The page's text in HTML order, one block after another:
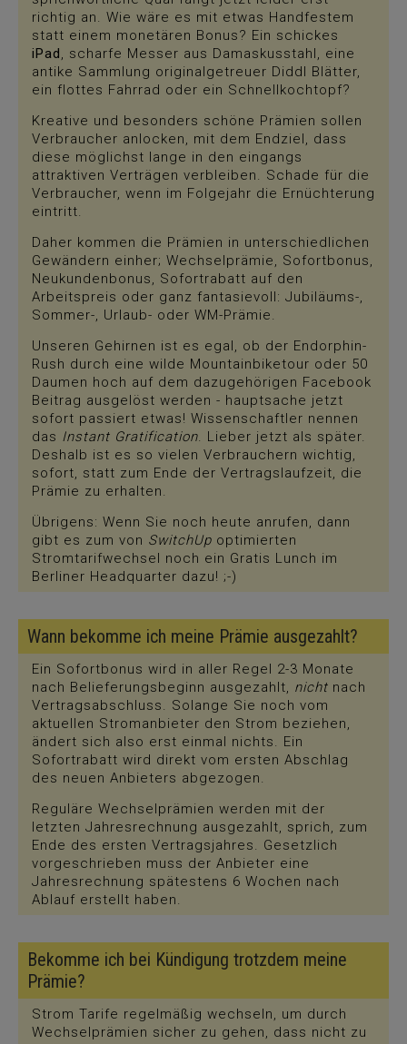
richtig an. Wie wäre es mit etwas Handfestem
statt einem monetären Bonus? Ein schickes
iPad, scharfe Messer aus Damaskusstahl, eine
antike Sammlung originalgetreuer Diddl Blätter,
ein flottes Fahrrad oder ein Schnellkochtopf?
Kreative und besonders schöne Prämien sollen
Verbraucher anlocken, mit dem Endziel, dass
diese möglichst lange in den eingangs
attraktiven Verträgen verbleiben. Schade für die
Verbraucher, wenn im Folgejahr die Ernüchterung
eintritt.
Daher kommen die Prämien in unterschiedlichen
Gewändern einher; Wechselprämie, Sofortbonus,
Neukundenbonus, Sofortrabatt auf den
Arbeitspreis oder ganz fantasievoll: Jubiläums-,
Sommer-, Urlaub- oder WM-Prämie.
Unseren Gehirnen ist es egal, ob der Endorphin-
Rush durch eine wilde Mountainbiketour oder 50
Daumen hoch auf dem dazugehörigen Facebook
Beitrag ausgelöst werden - hauptsache jetzt
sofort passiert etwas! Wissenschaftler nennen
das Instant Gratification. Lieber jetzt als später.
Deshalb ist es so vielen Verbrauchern wichtig,
sofort, statt zum Ende der Vertragslaufzeit, die
Prämie zu erhalten.
Übrigens: Wenn Sie noch heute anrufen, dann
gibt es zum von SwitchUp optimierten
Stromtarifwechsel noch ein Gratis Lunch im
Berliner Headquarter dazu! ;-)
Wann bekomme ich meine Prämie ausgezahlt?
Ein Sofortbonus wird in aller Regel 2-3 Monate
nach Belieferungsbeginn ausgezahlt, nicht nach
Vertragsabschluss. Solange Sie noch vom
aktuellen Stromanbieter den Strom beziehen,
ändert sich also erst einmal nichts. Ein
Sofortrabatt wird direkt vom ersten Abschlag
des neuen Anbieters abgezogen.
Reguläre Wechselprämien werden mit der
letzten Jahresrechnung ausgezahlt, sprich, zum
Ende des ersten Vertragsjahres. Gesetzlich
vorgeschrieben muss der Anbieter eine
Jahresrechnung spätestens 6 Wochen nach
Ablauf erstellt haben.
Bekomme ich bei Kündigung trotzdem meine
Prämie?
Strom Tarife regelmäßig wechseln, um durch
Wechselprämien sicher zu gehen, dass nicht zu